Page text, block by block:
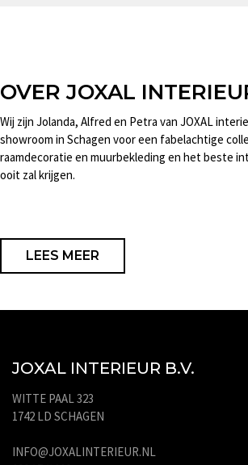
OVER JOXAL
Wij zijn Jolanda, Alfred en Petra van JOXAL
showroom in Schagen voor een fabelachtige
raamdecoratie en muurbekleding en het beste
ooit zal krijgen.
LEES MEER
JOXAL INTERIEUR B.V.
WITTE PAAL 323
1742 LD SCHAGEN
INFO@JOXALINTERIEUR.NL